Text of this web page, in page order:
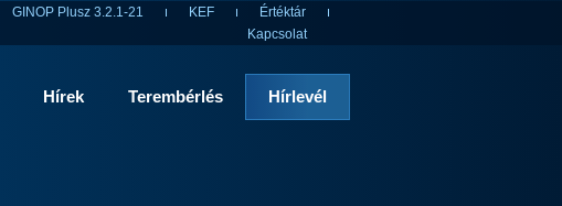
GINOP Plusz 3.2.1-21 KEF
Értéktár
Kapcsolat
Hírek Terembérlés Hírlevél